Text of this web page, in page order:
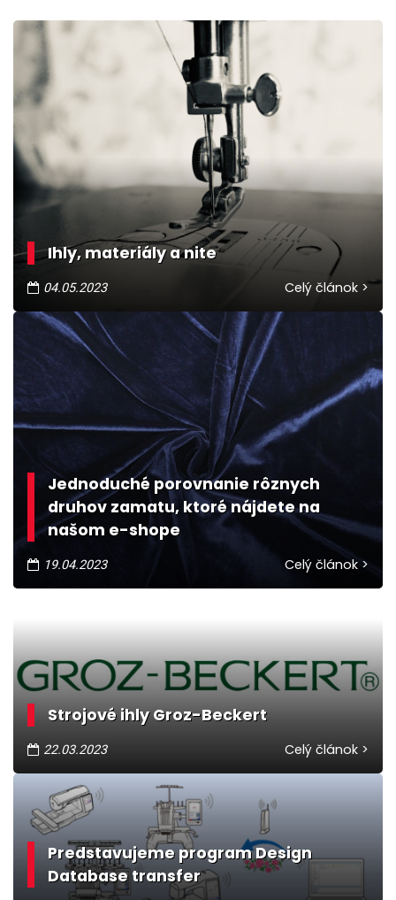
Ihly, materiály a nite
04.05.2023 Celý článok >
Jednoduché porovnanie rôznych
druhov zamatu, ktoré nájdete na
našom e-shope
19.04.2023 Celý článok >
Strojové ihly Groz-Beckert
22.03.2023 Celý článok >
Predstavujeme program Design
Database transfer